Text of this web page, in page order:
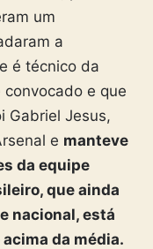
um
a
é técnico da
convocado e que
Gabriel Jesus,
e manteve
da equipe
que ainda
nacional, está
da média.